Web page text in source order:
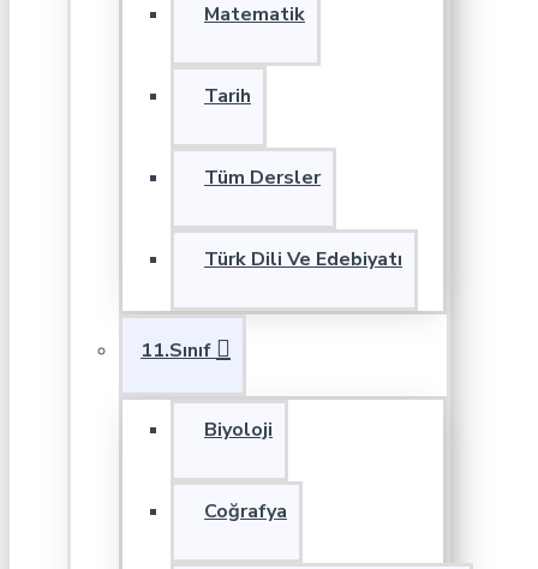
Matematik
Tarih
Tüm Dersler
Türk Dili Ve Edebiyatı
11.Sınıf
Biyoloji
Coğrafya